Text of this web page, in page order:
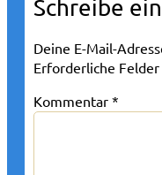
Schreibe
Deine E-Mail-
Erforderliche
Kommentar *